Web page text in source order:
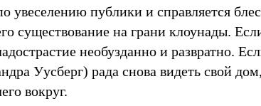
увеселению публики и справляется
существование на грани клоунады.
необузданно и развратно.
Уусберг) рада снова видеть свой
вокруг.